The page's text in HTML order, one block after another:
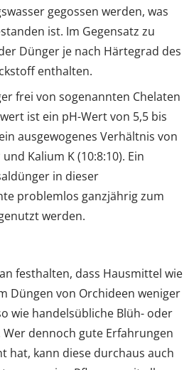
gegossen werden, was
ist. Im Gegensatz zu
Dünger je nach Härtegrad des
enthalten.
frei von sogenannten Chelaten
ist ein pH-Wert von 5,5 bis
ausgewogenes Verhältnis von
Kalium K (10:8:10). Ein
in dieser
problemlos ganzjährig zum
werden.
festhalten, dass Hausmittel wie
Düngen von Orchideen weniger
wie handelsübliche Blüh- oder
dennoch gute Erfahrungen
hat, kann diese durchaus auch